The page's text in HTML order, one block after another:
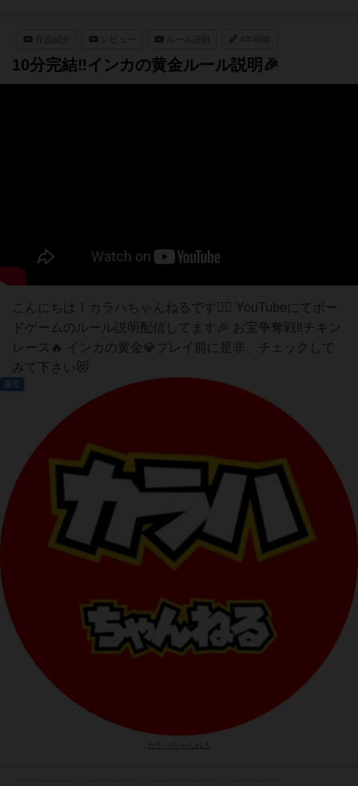
作品紹介 4年弱前
10分完結‼️インカの黄金ルール説明🎉
こんにちは！カラハちゃんねるです🙇‍♀️ YouTubeにてボー
ドゲームのルール説明配信してます🎉 お宝争奪戦‼︎チキン
レース🔥 インカの黄金💎プレイ前に是非、チェックして
みて下さい😻
国王